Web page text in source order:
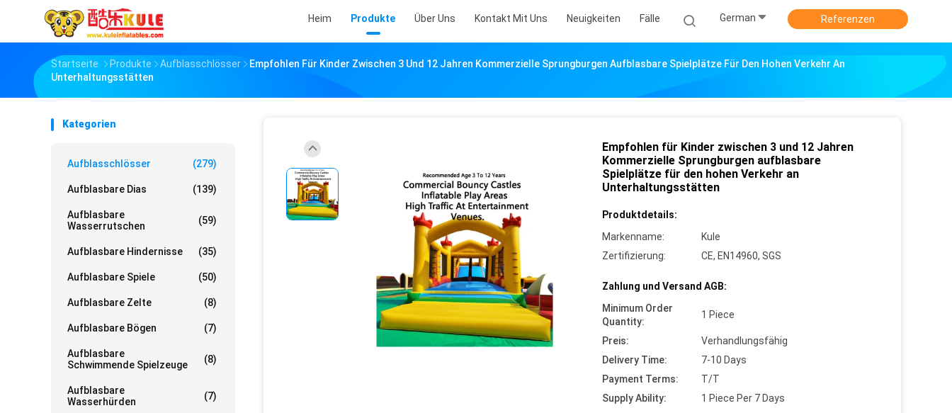
Heim Produkte Über Uns Kontakt Mit Uns Neuigkeiten Fälle German Referenzen
Startseite Produkte Aufblasschlösser
Empfohlen Für Kinder Zwischen 3 Und 12 Jahren Kommerzielle Sprungburgen Aufblasbare Spielplätze Für Den Hohen Verkehr An
Unterhaltungsstätten
Kategorien
Aufblasschlösser (279)
Aufblasbare Dias (139)
Aufblasbare
Wasserrutschen
(59)
Aufblasbare Hindernisse (35)
Aufblasbare Spiele (50)
Aufblasbare Zelte (8)
Aufblasbare Bögen (7)
Aufblasbare
Schwimmende Spielzeuge
(8)
Aufblasbare
Wasserhürden
(7)
Empfohlen für Kinder zwischen 3 und 12 Jahren
Kommerzielle Sprungburgen aufblasbare
Spielplätze für den hohen Verkehr an
Unterhaltungsstätten
Produktdetails:
Markenname:
Kule
Zertifizierung:
CE, EN14960, SGS
Zahlung und Versand AGB:
Minimum Order
Quantity:
1 Piece
Preis:
Verhandlungsfähig
Delivery Time:
7-10 Days
Payment Terms:
T/T
Supply Ability:
1 Piece Per 7 Days